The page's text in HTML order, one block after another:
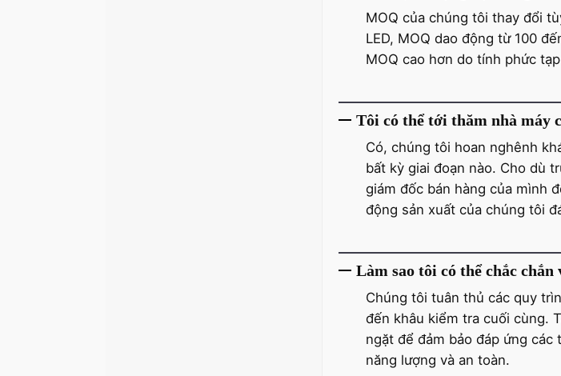
MOQ của chúng tôi thay đổi
LED, MOQ dao động từ 100
MOQ cao hơn do tính phức
Tôi có thể tới thăm nhà máy
Có, chúng tôi hoan nghênh
bất kỳ giai đoạn nào. Cho dù
giám đốc bán hàng của mình
động sản xuất của chúng tôi
Làm sao tôi có thể chắc
Chúng tôi tuân thủ các quy
đến khâu kiểm tra cuối cùng.
ngặt để đảm bảo đáp ứng
năng lượng và an toàn.